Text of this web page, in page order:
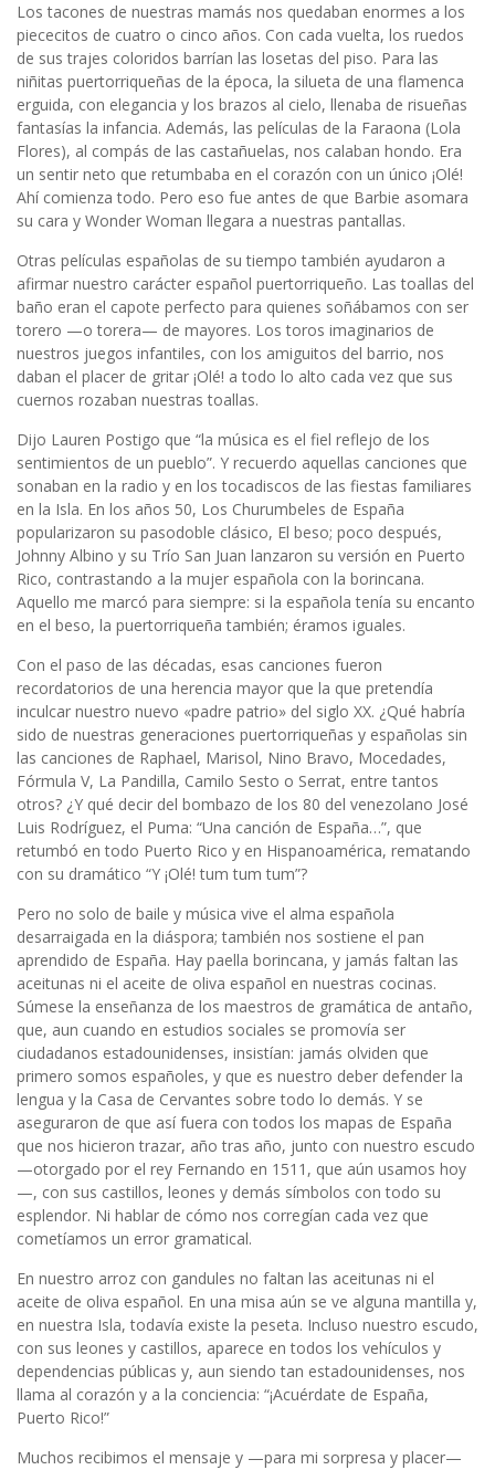
Los tacones de nuestras mamás nos quedaban enormes a los
piececitos de cuatro o cinco años. Con cada vuelta, los ruedos
de sus trajes coloridos barrían las losetas del piso. Para las
niñitas puertorriqueñas de la época, la silueta de una flamenca
erguida, con elegancia y los brazos al cielo, llenaba de risueñas
fantasías la infancia. Además, las películas de la Faraona (Lola
Flores), al compás de las castañuelas, nos calaban hondo. Era
un sentir neto que retumbaba en el corazón con un único ¡Olé!
Ahí comienza todo. Pero eso fue antes de que Barbie asomara
su cara y Wonder Woman llegara a nuestras pantallas.
Otras películas españolas de su tiempo también ayudaron a
afirmar nuestro carácter español puertorriqueño. Las toallas del
baño eran el capote perfecto para quienes soñábamos con ser
torero —o torera— de mayores. Los toros imaginarios de
nuestros juegos infantiles, con los amiguitos del barrio, nos
daban el placer de gritar ¡Olé! a todo lo alto cada vez que sus
cuernos rozaban nuestras toallas.
Dijo Lauren Postigo que “la música es el fiel reflejo de los
sentimientos de un pueblo”. Y recuerdo aquellas canciones que
sonaban en la radio y en los tocadiscos de las fiestas familiares
en la Isla. En los años 50, Los Churumbeles de España
popularizaron su pasodoble clásico, El beso; poco después,
Johnny Albino y su Trío San Juan lanzaron su versión en Puerto
Rico, contrastando a la mujer española con la borincana.
Aquello me marcó para siempre: si la española tenía su encanto
en el beso, la puertorriqueña también; éramos iguales.
Con el paso de las décadas, esas canciones fueron
recordatorios de una herencia mayor que la que pretendía
inculcar nuestro nuevo «padre patrio» del siglo XX. ¿Qué habría
sido de nuestras generaciones puertorriqueñas y españolas sin
las canciones de Raphael, Marisol, Nino Bravo, Mocedades,
Fórmula V, La Pandilla, Camilo Sesto o Serrat, entre tantos
otros? ¿Y qué decir del bombazo de los 80 del venezolano José
Luis Rodríguez, el Puma: “Una canción de España…”, que
retumbó en todo Puerto Rico y en Hispanoamérica, rematando
con su dramático “Y ¡Olé! tum tum tum”?
Pero no solo de baile y música vive el alma española
desarraigada en la diáspora; también nos sostiene el pan
aprendido de España. Hay paella borincana, y jamás faltan las
aceitunas ni el aceite de oliva español en nuestras cocinas.
Súmese la enseñanza de los maestros de gramática de antaño,
que, aun cuando en estudios sociales se promovía ser
ciudadanos estadounidenses, insistían: jamás olviden que
primero somos españoles, y que es nuestro deber defender la
lengua y la Casa de Cervantes sobre todo lo demás. Y se
aseguraron de que así fuera con todos los mapas de España
que nos hicieron trazar, año tras año, junto con nuestro escudo
—otorgado por el rey Fernando en 1511, que aún usamos hoy
—, con sus castillos, leones y demás símbolos con todo su
esplendor. Ni hablar de cómo nos corregían cada vez que
cometíamos un error gramatical.
En nuestro arroz con gandules no faltan las aceitunas ni el
aceite de oliva español. En una misa aún se ve alguna mantilla y,
en nuestra Isla, todavía existe la peseta. Incluso nuestro escudo,
con sus leones y castillos, aparece en todos los vehículos y
dependencias públicas y, aun siendo tan estadounidenses, nos
llama al corazón y a la conciencia: “¡Acuérdate de España,
Puerto Rico!”
Muchos recibimos el mensaje y —para mi sorpresa y placer—